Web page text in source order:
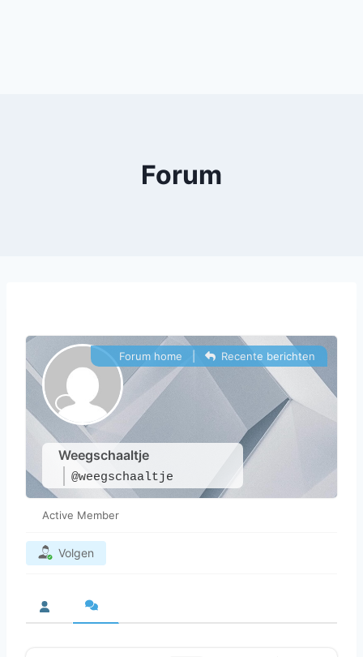
Forum
Weegschaaltje
@weegschaaltje
Forum home Recente berichten
Active Member
Volgen